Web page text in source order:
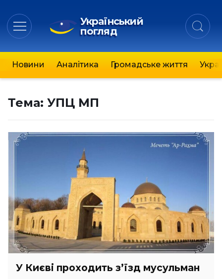
Український
погляд
Новини Аналітика Громадське життя
Тема: УПЦ МП
У Києві проходить з’їзд мусульман